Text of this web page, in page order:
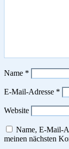
Name *
E-Mail-Adresse *
Website
Name, E-Mail-
meinen nächsten